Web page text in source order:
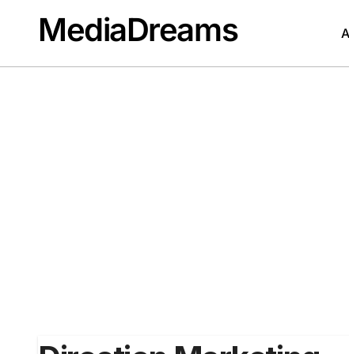
contenuMediaDreams